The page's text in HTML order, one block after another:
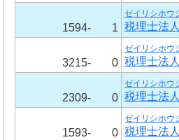
1594- 1
ゼイリシホウ
税理士法
3215- 0
ゼイリシホウ
税理士法
2309- 0
ゼイリシホウ
税理士法
1593- 0
ゼイリシホウ
税理士法